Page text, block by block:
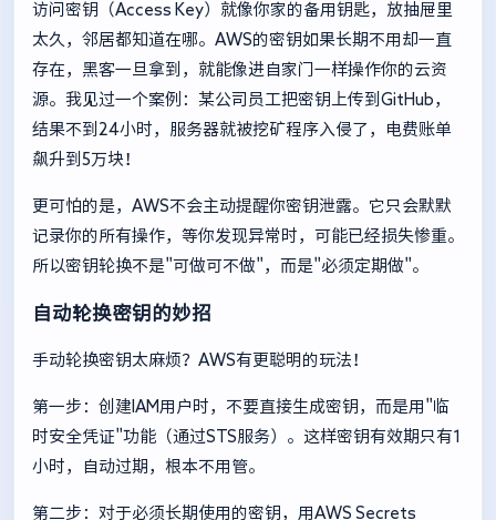
访问密钥（Access Key）就像你家的备用钥匙，放抽屉里
太久，邻居都知道在哪。AWS的密钥如果长期不用却一直
存在，黑客一旦拿到，就能像进自家门一样操作你的云资
源。我见过一个案例：某公司员工把密钥上传到GitHub，
结果不到24小时，服务器就被挖矿程序入侵了，电费账单
飙升到5万块！
更可怕的是，AWS不会主动提醒你密钥泄露。它只会默默
记录你的所有操作，等你发现异常时，可能已经损失惨重。
所以密钥轮换不是"可做可不做"，而是"必须定期做"。
自动轮换密钥的妙招
手动轮换密钥太麻烦？AWS有更聪明的玩法！
第一步：创建IAM用户时，不要直接生成密钥，而是用"临
时安全凭证"功能（通过STS服务）。这样密钥有效期只有1
小时，自动过期，根本不用管。
第二步：对于必须长期使用的密钥，用AWS Secrets